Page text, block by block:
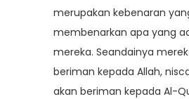
merupakan kebenaran
membenarkan apa yang
mereka. Seandainya
beriman kepada Allah,
akan beriman kepada Al-